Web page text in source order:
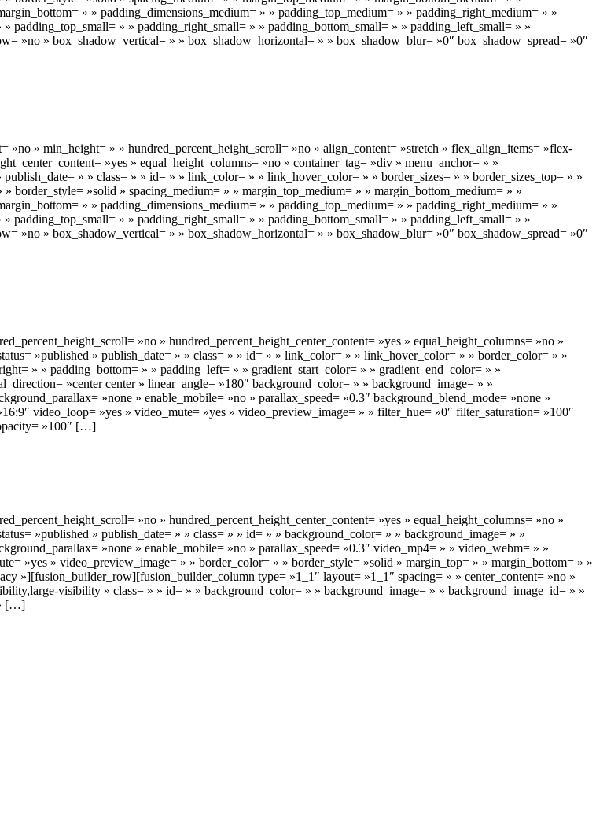
» » padding_dimensions_medium= » » padding_top_medium= » » padding_right_medium= » »
padding_top_small= » » padding_right_small= » » padding_bottom_small= » » padding_left_small= » »
»no » box_shadow_vertical= » » box_shadow_horizontal= » » box_shadow_blur= »0″ box_shadow_spread= »0″
» min_height= » » hundred_percent_height_scroll= »no » align_content= »stretch » flex_align_items= »flex-
»yes » equal_height_columns= »no » container_tag= »div » menu_anchor= » »
» » class= » » id= » » link_color= » » link_hover_color= » » border_sizes= » » border_sizes_top= » »
border_style= »solid » spacing_medium= » » margin_top_medium= » » margin_bottom_medium= » »
» » padding_dimensions_medium= » » padding_top_medium= » » padding_right_medium= » »
padding_top_small= » » padding_right_small= » » padding_bottom_small= » » padding_left_small= » »
»no » box_shadow_vertical= » » box_shadow_horizontal= » » box_shadow_blur= »0″ box_shadow_spread= »0″
»no » hundred_percent_height_center_content= »yes » equal_height_columns= »no »
»published » publish_date= » » class= » » id= » » link_color= » » link_hover_color= » » border_color= » »
» » padding_bottom= » » padding_left= » » gradient_start_color= » » gradient_end_color= » »
»center center » linear_angle= »180″ background_color= » » background_image= » »
»none » enable_mobile= »no » parallax_speed= »0.3″ background_blend_mode= »none »
video_loop= »yes » video_mute= »yes » video_preview_image= » » filter_hue= »0″ filter_saturation= »100″
»100″ […]
»no » hundred_percent_height_center_content= »yes » equal_height_columns= »no »
»published » publish_date= » » class= » » id= » » background_color= » » background_image= » »
»none » enable_mobile= »no » parallax_speed= »0.3″ video_mp4= » » video_webm= » »
»yes » video_preview_image= » » border_color= » » border_style= »solid » margin_top= » » margin_bottom= » »
»][fusion_builder_row][fusion_builder_column type= »1_1″ layout= »1_1″ spacing= » » center_content= »no »
visibility » class= » » id= » » background_color= » » background_image= » » background_image_id= » »
» […]